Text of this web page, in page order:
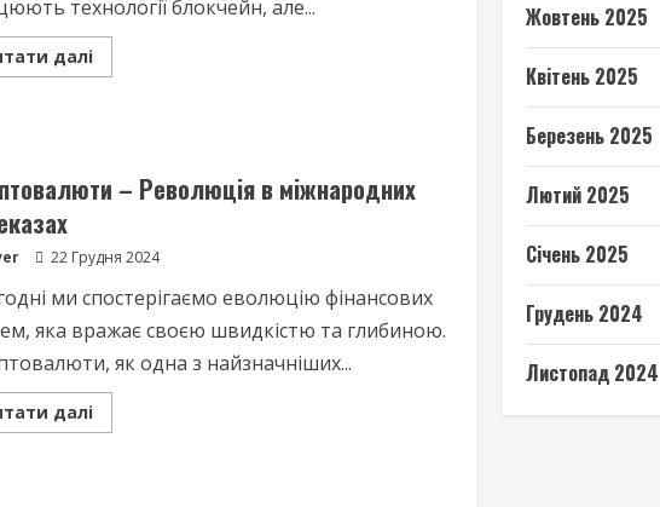
технології блокчейн, але...
даліRead
more
термінів
– Революція в міжнародних
22 Грудня 2024
ми спостерігаємо еволюцію фінансових
яка вражає своєю швидкістю та глибиною.
як одна з найзначніших...
даліRead
more
Жовтень 2025
Квітень 2025
Березень 2025
Лютий 2025
Січень 2025
Грудень 2024
Листопад 2024